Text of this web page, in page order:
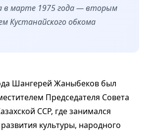
в марте 1975 года — вторым
Кустанайского обкома
Шангерей Жаныбеков был
Председателя Совета
ССР, где занимался
культуры, народного